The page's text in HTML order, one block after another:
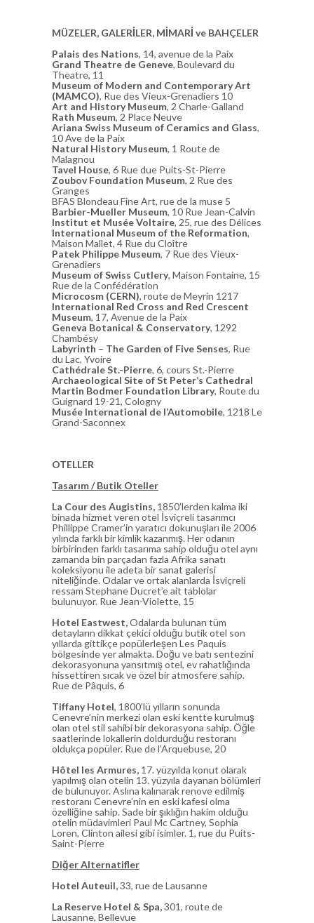
MÜZELER, GALERİLER, MİMARİ ve BAHÇELER
Palais des Nations, 14, avenue de la Paix
Grand Theatre de Geneve, Boulevard du
Theatre, 11
Museum of Modern and Contemporary Art
(MAMCO), Rue des Vieux-Grenadiers 10
Art and History Museum, 2 Charle-Galland
Rath Museum, 2 Place Neuve
Ariana Swiss Museum of Ceramics and Glass,
10 Ave de la Paix
Natural History Museum, 1 Route de
Malagnou
Tavel House, 6 Rue due Puits-St-Pierre
Zoubov Foundation Museum, 2 Rue des
Granges
BFAS Blondeau Fine Art, rue de la muse 5
Barbier-Mueller Museum, 10 Rue Jean-Calvin
Institut et Musée Voltaire, 25, rue des Délices
International Museum of the Reformation,
Maison Mallet, 4 Rue du Cloître
Patek Philippe Museum, 7 Rue des Vieux-
Grenadiers
Museum of Swiss Cutlery, Maison Fontaine, 15
Rue de la Confédération
Microcosm (CERN), route de Meyrin 1217
International Red Cross and Red Crescent
Museum, 17, Avenue de la Paix
Geneva Botanical & Conservatory, 1292
Chambésy
Labyrinth – The Garden of Five Senses, Rue
du Lac, Yvoire
Cathédrale St.-Pierre, 6, cours St.-Pierre
Archaeological Site of St Peter’s Cathedral
Martin Bodmer Foundation Library, Route du
Guignard 19-21, Cologny
Musée International de l’Automobile, 1218 Le
Grand-Saconnex
OTELLER
Tasarım / Butik Oteller
La Cour des Augistins, 1850’lerden kalma iki
binada hizmet veren otel İsviçreli tasarımcı
Phillippe Cramer’in yaratıcı dokunuşları ile 2006
yılında farklı bir kimlik kazanmış. Her odanın
birbirinden farklı tasarıma sahip olduğu otel aynı
zamanda bin parçadan fazla Afrika sanatı
koleksiyonu ile adeta bir sanat galerisi
niteliğinde. Odalar ve ortak alanlarda İsviçreli
ressam Stephane Ducret’e ait tablolar
bulunuyor. Rue Jean-Violette, 15
Hotel Eastwest,Odalarda bulunan tüm
detayların dikkat çekici olduğu butik otel son
yıllarda gittikçe popülerleşen Les Paquis
bölgesinde yer almakta. Doğu ve batı sentezini
dekorasyonuna yansıtmış otel, ev rahatlığında
hissettiren sıcak ve özel bir atmosfere sahip.
Rue de Pâquis, 6
Tiffany Hotel, 1800’lü yılların sonunda
Cenevre’nin merkezi olan eski kentte kurulmuş
olan otel stil sahibi bir dekorasyona sahip. Öğle
saatlerinde lokallerin doldurduğu restoranı
oldukça popüler. Rue de l’Arquebuse, 20
Hôtel les Armures, 17. yüzyılda konut olarak
yapılmış olan otelin 13. yüzyıla dayanan bölümleri
de bulunuyor. Aslına kalınarak renove edilmiş
restoranı Cenevre’nin en eski kafesi olma
özelliğine sahip. Sade bir şıklığın hakim olduğu
otelin müdavimleri Paul Mc Cartney, Sophia
Loren, Clinton ailesi gibi isimler. 1, rue du Puits-
Saint-Pierre
Diğer Alternatifler
Hotel Auteuil,33, rue de Lausanne
La Reserve Hotel & Spa,301, route de
Lausanne, Bellevue